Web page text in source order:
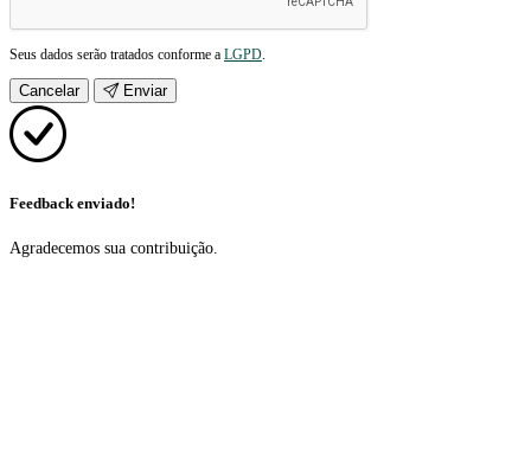
Seus dados serão tratados conforme a LGPD.
Cancelar Enviar
Feedback enviado!
Agradecemos sua contribuição.